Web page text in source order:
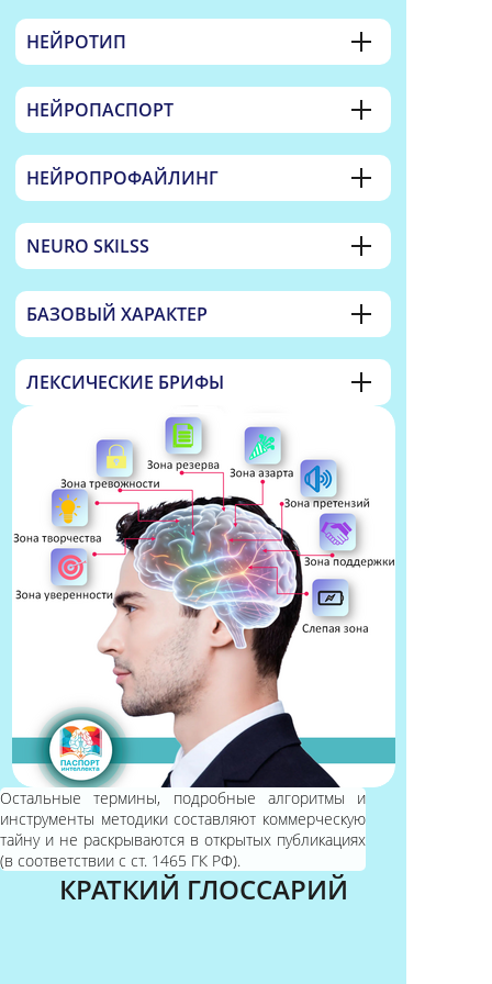
остальному набору корневых функций
мозга (ВПФ).
НЕЙРОТИП
НЕЙРОПАСПОРТ
НЕЙРОПРОФАЙЛИНГ
NEURO SKILSS
БАЗОВЫЙ ХАРАКТЕР
ЛЕКСИЧЕСКИЕ БРИФЫ
Остальные термины, подробные алгоритмы и
инструменты методики составляют коммерческую
тайну и не раскрываются в открытых публикациях
(в соответствии с ст. 1465 ГК РФ).
КРАТКИЙ ГЛОССАРИЙ